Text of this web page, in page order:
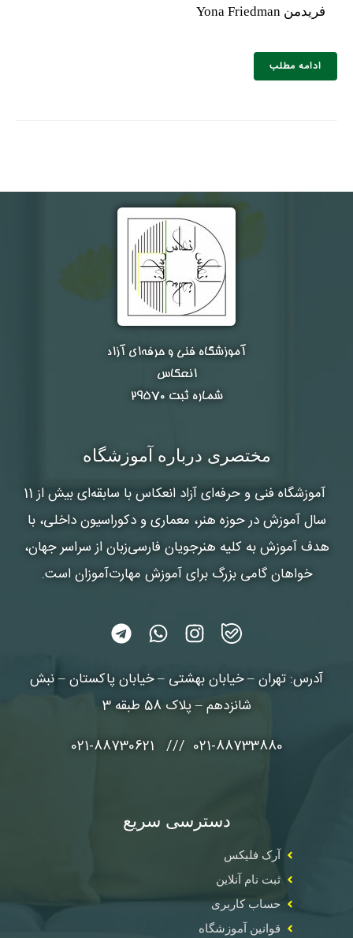
فریدمن Yona Friedman
ادامه مطلب
آموزشگاه فنی و حرفه‌ای آزاد
انعکاس
شماره ثبت ۲۹۵۷۰
مختصری درباره آموزشگاه
آموزشگاه فنی و حرفه‌ای آزاد انعکاس
با سابقه‌ای بیش از 11
سال آموزش در حوزه هنر، معماری و دکوراسیون داخلی، با
هدف آموزش به کلیه هنرجویان فارسی‌زبان از سراسر جهان،
خواهان گامی بزرگ برای آموزش مهارت‌آموزان است.
آدرس: تهران – خیابان بهشتی – خیابان پاکستان – نبش
شانزدهم – پلاک 58 طبقه 3
021-88733880 /// 021-88730621
دسترسی سریع
آرک فلیکس
ثبت نام آنلاین
حساب کاربری
قوانین آموزشگاه